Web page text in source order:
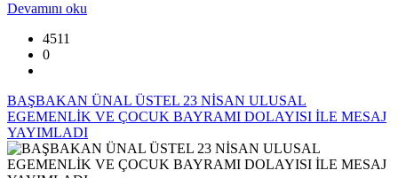
Devamını oku
4511
0
BAŞBAKAN ÜNAL ÜSTEL 23 NİSAN ULUSAL
EGEMENLİK VE ÇOCUK BAYRAMI DOLAYISI İLE MESAJ
YAYIMLADI